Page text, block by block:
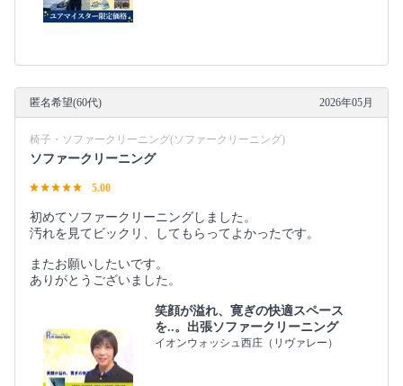
匿名希望(60代) 2026年05月
椅子・ソファークリーニング(ソファークリーニング)
ソファークリーニング
5.00
初めてソファークリーニングしました。
汚れを見てビックリ、してもらってよかったです。
またお願いしたいです。
ありがとうございました。
笑顔が溢れ、寛ぎの快適スペース
を..。出張ソファークリーニング
イオンウォッシュ西庄（リヴァレー）